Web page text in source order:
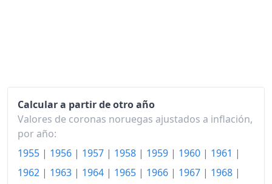
2000
170.52
2002
177.89
Calcular a partir de otro año
Valores de coronas noruegas ajustados a inflación,
por año:
1955 | 1956 | 1957 | 1958 | 1959 | 1960 | 1961 |
1962 | 1963 | 1964 | 1965 | 1966 | 1967 | 1968 |